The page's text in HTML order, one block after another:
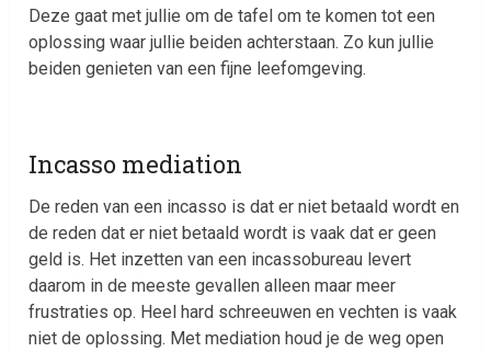
Deze gaat met jullie om de tafel om te komen tot een
oplossing waar jullie beiden achterstaan. Zo kun jullie
beiden genieten van een fijne leefomgeving.
Incasso mediation
De reden van een incasso is dat er niet betaald wordt en
de reden dat er niet betaald wordt is vaak dat er geen
geld is. Het inzetten van een incassobureau levert
daarom in de meeste gevallen alleen maar meer
frustraties op. Heel hard schreeuwen en vechten is vaak
niet de oplossing. Met mediation houd je de weg open